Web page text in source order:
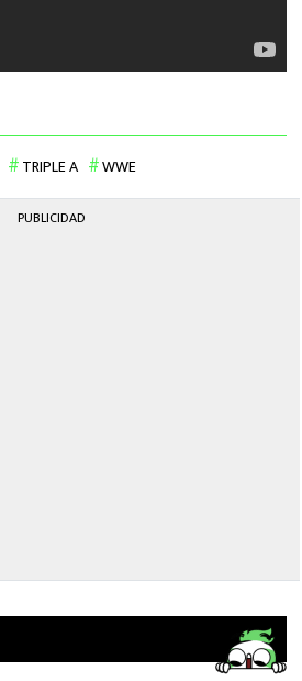
TRIPLE A WWE
PUBLICIDAD